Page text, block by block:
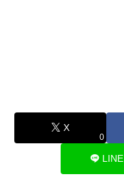
X
0
LINE